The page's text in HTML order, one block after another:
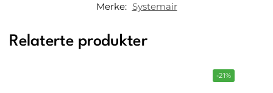
Merke: Systemair
Relaterte produkter
-21%